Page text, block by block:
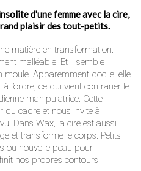
d'une femme avec la cire,
plaisir des tout-petits.
matière en transformation.
malléable. Et il semble
Apparemment docile, elle
l’ordre, ce qui vient contrarier le
manipulatrice. Cette
du cadre et nous invite à
Dans Wax, la cire est aussi
et transforme le corps. Petits
ou nouvelle peau pour
nos propres contours